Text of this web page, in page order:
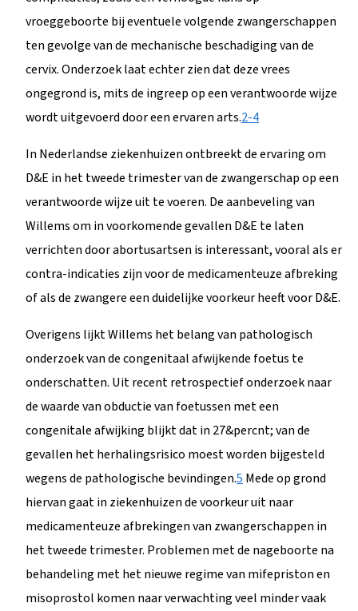
vroeggeboorte bij eventuele volgende zwangerschappen
ten gevolge van de mechanische beschadiging van de
cervix. Onderzoek laat echter zien dat deze vrees
ongegrond is, mits de ingreep op een verantwoorde wijze
wordt uitgevoerd door een ervaren arts.2-4
In Nederlandse ziekenhuizen ontbreekt de ervaring om
D&E in het tweede trimester van de zwangerschap op een
verantwoorde wijze uit te voeren. De aanbeveling van
Willems om in voorkomende gevallen D&E te laten
verrichten door abortusartsen is interessant, vooral als er
contra-indicaties zijn voor de medicamenteuze afbreking
of als de zwangere een duidelijke voorkeur heeft voor D&E.
Overigens lijkt Willems het belang van pathologisch
onderzoek van de congenitaal afwijkende foetus te
onderschatten. Uit recent retrospectief onderzoek naar
de waarde van obductie van foetussen met een
congenitale afwijking blijkt dat in 27&percnt; van de
gevallen het herhalingsrisico moest worden bijgesteld
wegens de pathologische bevindingen.5 Mede op grond
hiervan gaat in ziekenhuizen de voorkeur uit naar
medicamenteuze afbrekingen van zwangerschappen in
het tweede trimester. Problemen met de nageboorte na
behandeling met het nieuwe regime van mifepriston en
misoprostol komen naar verwachting veel minder vaak